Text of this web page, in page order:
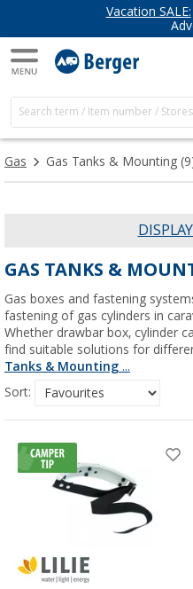
Vacation SALE:
Gas Gas Tanks & Mounting
GAS TANKS &
Gas boxes and fastening
fastening of gas cylinders in
Whether drawbar box, cylinder
find suitable solutions for
Tanks & Mounting ...
Sort: